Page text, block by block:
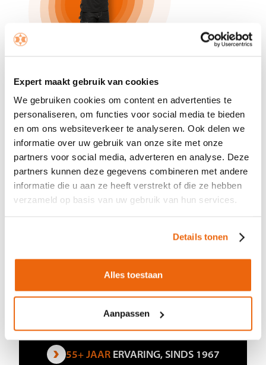
Expert maakt gebruik van cookies
We gebruiken cookies om content en advertenties te
personaliseren, om functies voor social media te bieden
en om ons websiteverkeer te analyseren. Ook delen we
informatie over uw gebruik van onze site met onze
partners voor social media, adverteren en analyse. Deze
partners kunnen deze gegevens combineren met andere
informatie die u aan ze heeft verstrekt of die ze hebben
verzameld op basis van uw gebruik van hun services.
Details tonen
Alles toestaan
Aanpassen
CIJFERSWAAR WE TROTS
Groeien is natuurlijk veel meer dan alleen
op.
55+ JAARERVARING, SINDS 1967